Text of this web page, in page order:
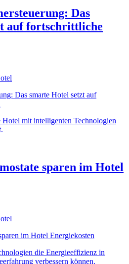
Das
auf fortschrittliche
Hotel mit intelligenten Technologien
sparen im Hotel
die Energieeffizienz in
verbessern können.